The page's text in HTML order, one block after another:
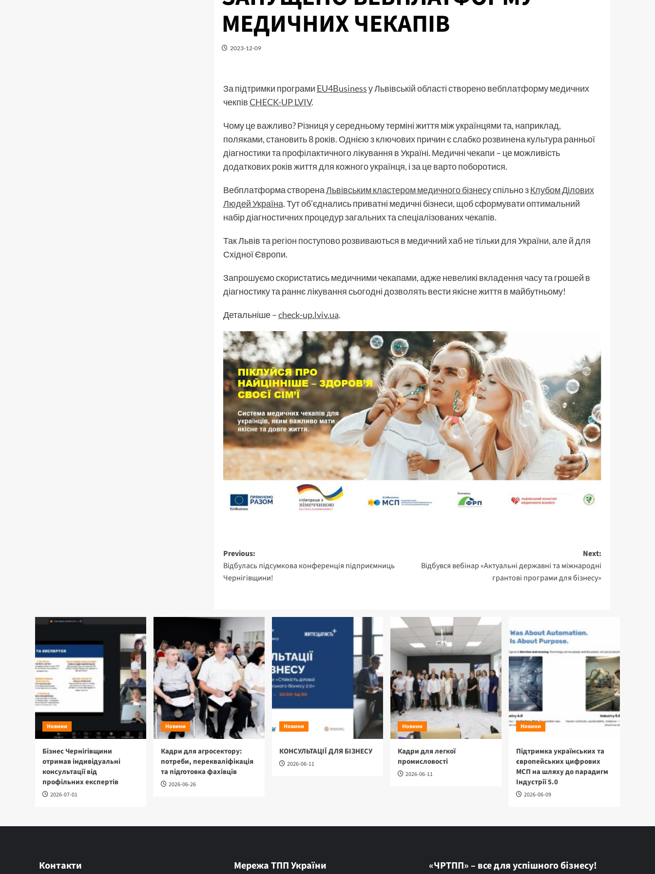
МЕДИЧНИХ ЧЕКАПІВ
2023-12-09
За підтримки програми EU4Businessу Львівській області створено вебплатформу медичних
чекпівCHECK-UP LVIV.
Чому це важливо? Різниця у середньому терміні життя між українцями та, наприклад,
поляками, становить 8 років. Однією з ключових причин є слабко розвинена культура ранньої
діагностики та профілактичного лікування в Україні. Медичні чекапи – це можливість
додаткових років життя для кожного українця, і за це варто поборотися.
Вебплатформа створенаЛьвівським кластером медичного бізнесуспільно зКлубом Ділових
Людей Україна. Тут об’єднались приватні медичні бізнеси, щоб сформувати оптимальний
набір діагностичних процедур загальних та спеціалізованих чекапів.
Так Львів та регіон поступово розвиваються в медичний хаб не тільки для України, але й для
Східної Європи.
Запрошуємо скористатись медичними чекапами, адже невеликі вкладення часу та грошей в
діагностику та раннє лікування сьогодні дозволять вести якісне життя в майбутньому!
Детальніше –check-up.lviv.ua.
Post
navigation
Previous:
Відбулась підсумкова конференція підприємниць
Чернігівщини!
Next:
Відбувся вебінар «Актуальні державні та міжнародні
грантові програми для бізнесу»
Новини
Бізнес Чернігівщини
отримав індивідуальні
консультації від
профільних експертів
2026-07-01
Новини
Кадри для агросектору:
потреби, перекваліфікація
та підготовка фахівців
2026-06-26
Новини
КОНСУЛЬТАЦІЇ ДЛЯ БІЗНЕСУ
2026-06-11
Новини
Кадри для легкої
промисловості
2026-06-11
Новини
Підтримка українських та
європейських цифрових
МСП на шляху до парадигм
Індустрії 5.0
2026-06-09
Контакти Мережа ТПП України «ЧРТПП» – все для успішного бізнесу!